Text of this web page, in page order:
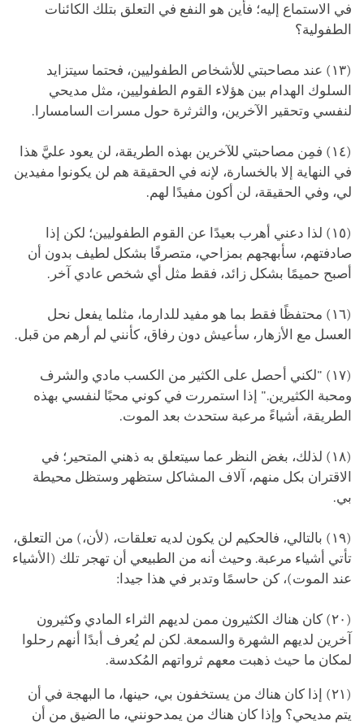
في الاستماع إليه؛ فأين هو النفع في التعلق بتلك الكائنات
الطفولية؟
(١٣) عند مصاحبتي للأشخاص الطفوليين، فحتما سيتزايد
السلوك الهدام بين هؤلاء القوم الطفوليين، مثل مديحي
لنفسي وتحقير الآخرين، والثرثرة حول مسرات السامسارا.
(١٤) فمِن مصاحبتي للآخرين بهذه الطريقة، لن يعود عليَّ هذا
في النهاية إلا بالخسارة، لإنه في الحقيقة هم لن يكونوا مفيدين
لي، وفي الحقيقة، لن أكون مفيدًا لهم.
(١٥) لذا دعني أهرب بعيدًا عن القوم الطفوليين؛ لكن إذا
صادفتهم، سأبهجهم بمزاحي، متصرفًا بشكل لطيف بدون أن
أصبح حميمًا بشكل زائد، فقط مثل أي شخص عادي آخر.
(١٦) محتفظًا فقط بما هو مفيد للدارما، مثلما يفعل نحل
العسل مع الأزهار، سأعيش دون رفاق، كأنني لم أرهم من قبل.
(١٧) "لكني أحصل على الكثير من الكسب مادي والشرف
ومحبة الكثيرين." إذا استمررت في كوني محبًا لنفسي بهذه
الطريقة، أشياءً مرعبة ستحدث بعد الموت.
(١٨) لذلك، بغض النظر عما سيتعلق به ذهني المتحير؛ في
الاقتران بكل منهم، آلاف المشاكل ستظهر وستظل محيطة
بي.
(١٩) بالتالي، فالحكيم لن يكون لديه تعلقات، (لأن،) من التعلق،
تأتي أشياء مرعبة. وحيث أنه من الطبيعي أن تهجر تلك (الأشياء
عند الموت)، كن حاسمًا وتدبر في هذا جيدا:
(٢٠) كان هناك الكثيرون ممن لديهم الثراء المادي وكثيرون
آخرين لديهم الشهرة والسمعة. لكن لم يُعرف أبدًا أنهم رحلوا
لمكان ما حيث ذهبت معهم ثرواتهم المُكدسة.
(٢١) إذا كان هناك من يستخفون بي، حينها، ما البهجة في أن
يتم مديحي؟ وإذا كان هناك من يمدحونني، ما الضيق من أن